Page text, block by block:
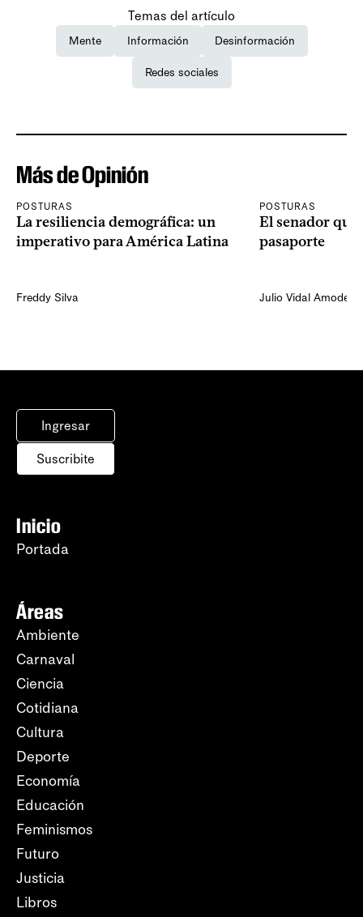
Temas del artículo
Mente Información Desinformación
Redes sociales
Más de Opinión
POSTURAS
La resiliencia demográfica: un
imperativo para América Latina
Freddy Silva
POSTURAS
El senador
pasaporte
Julio Vidal Amodeo
Ingresar
Suscribite
Inicio
Portada
Áreas
Ambiente
Carnaval
Ciencia
Cotidiana
Cultura
Deporte
Economía
Educación
Feminismos
Futuro
Justicia
Libros